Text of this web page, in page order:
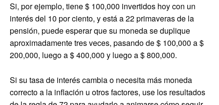
Si, por ejemplo, tiene $ 100,000 invertidos hoy con un
interés del 10 por ciento, y está a 22 primaveras de la
pensión, puede esperar que su moneda se duplique
aproximadamente tres veces, pasando de $ 100,000 a $
200,000, luego a $ 400,000 y luego a $ 800,000.
Si su tasa de interés cambia o necesita más moneda
correcto a la inflación u otros factores, use los resultados